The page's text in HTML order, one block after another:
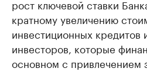
рост ключевой ставки
кратному увеличению
инвестиционных кредитов
инвесторов, которые
основном с привлечением